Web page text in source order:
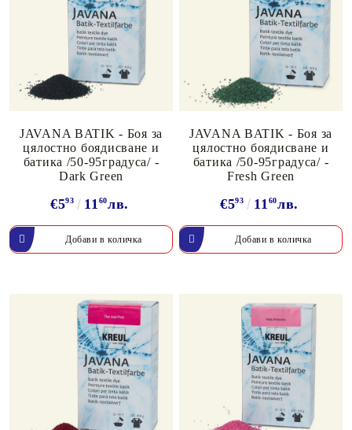
JAVANA BATIK - Боя за
цялостно боядисване и
батика /50-95градуса/ -
Dark Green
€593 11 60лв.
JAVANA BATIK - Боя за
цялостно боядисване и
батика /50-95градуса/ -
Fresh Green
€593 11 60лв.